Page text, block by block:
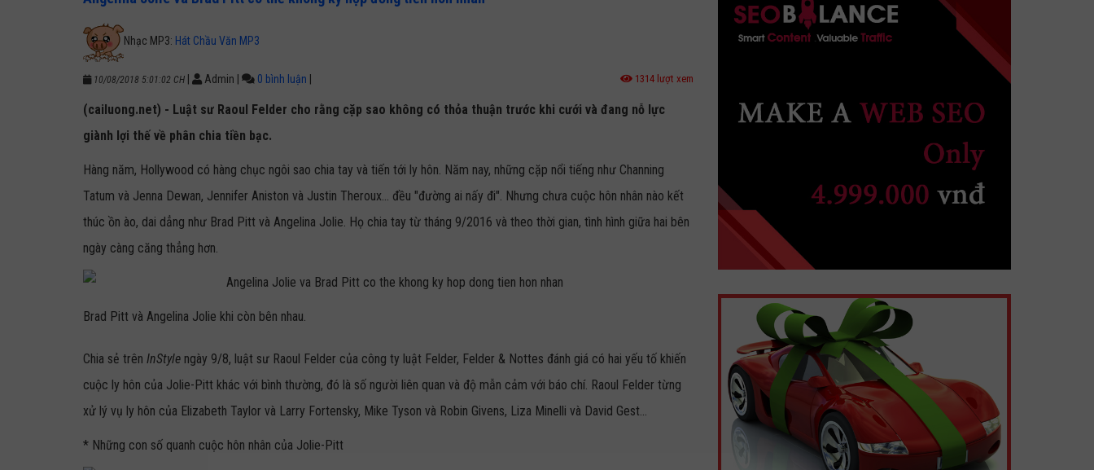
Nhạc MP3: Hát Chầu Văn MP3
10/08/2018 5:01:02 CH Admin 0 bình luận 1314 lượt xem
(cailuong.net) - Luật sư Raoul Felder cho rằng cặp sao không có thỏa thuận trước khi cưới và đang nỗ lực
giành lợi thế về phân chia tiền bạc.
Hàng năm, Hollywood có hàng chục ngôi sao chia tay và tiến tới ly hôn. Năm nay, những cặp nổi tiếng như Channing
Tatum và Jenna Dewan, Jennifer Aniston và Justin Theroux... đều "đường ai nấy đi". Nhưng chưa cuộc hôn nhân nào kết
thúc ồn ào, dai dẳng như Brad Pitt và Angelina Jolie. Họ chia tay từ tháng 9/2016 và theo thời gian, tình hình giữa hai bên
ngày càng căng thẳng hơn.
Brad Pitt và Angelina Jolie khi còn bên nhau.
Chia sẻ trên InStyle ngày 9/8, luật sư Raoul Felder của công ty luật Felder, Felder & Nottes đánh giá có hai yếu tố khiến
cuộc ly hôn của Jolie-Pitt khác với bình thường, đó là số người liên quan và độ mẫn cảm với báo chí. Raoul Felder từng
xử lý vụ ly hôn của Elizabeth Taylor và Larry Fortensky, Mike Tyson và Robin Givens, Liza Minelli và David Gest...
* Những con số quanh cuộc hôn nhân của Jolie-Pitt